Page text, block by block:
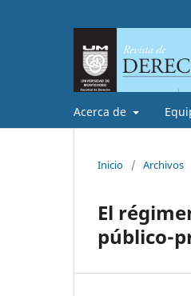
Acerca de
Inicio / Archivos
El
público-